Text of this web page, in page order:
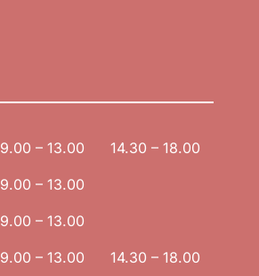
9.00 – 13.00 14.30 – 18.00
9.00 – 13.00
9.00 – 13.00
9.00 – 13.00 14.30 – 18.00